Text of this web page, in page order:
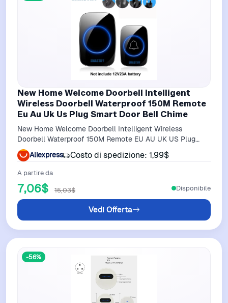
New Home Welcome Doorbell Intelligent
Wireless Doorbell Waterproof 150M Remote
Eu Au Uk Us Plug Smart Door Bell Chime
New Home Welcome Doorbell Intelligent Wireless
Doorbell Waterproof 150M Remote EU AU UK US Plug
smart Door Bell Chime
Aliexpress Costo di spedizione: 1,99$
A partire da
7,06$ 15,03$
Vedi Offerta
Disponibile
-56%